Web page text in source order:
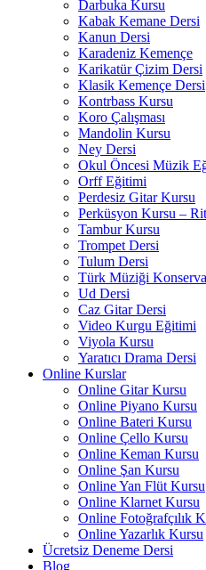
Darbuka Kursu
Kabak Kemane Dersi
Kanun Dersi
Karadeniz Kemençe
Karikatür Çizim Dersi
Klasik Kemençe Dersi
Kontrbass Kursu
Koro Çalışması
Mandolin Kursu
Ney Dersi
Okul Öncesi Müzik
Orff Eğitimi
Perdesiz Gitar Kursu
Perküsyon Kursu –
Tambur Kursu
Trompet Dersi
Tulum Dersi
Türk Müziği
Ud Dersi
Caz Gitar Dersi
Video Kurgu Eğitimi
Viyola Kursu
Yaratıcı Drama Dersi
Online Kurslar
Online Gitar Kursu
Online Piyano Kursu
Online Bateri Kursu
Online Çello Kursu
Online Keman Kursu
Online Şan Kursu
Online Yan Flüt Kursu
Online Klarnet Kursu
Online Fotoğrafçılık
Online Yazarlık Kursu
Ücretsiz Deneme Dersi
Blog